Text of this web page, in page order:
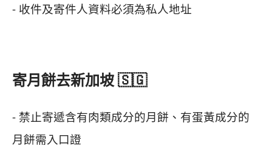
- 收件及寄件人資料必須為私人地址
寄月餅去新加坡 🇸🇬
- 禁止寄遞含有肉類成分的月餅、有蛋黃成分的
月餅需入口證